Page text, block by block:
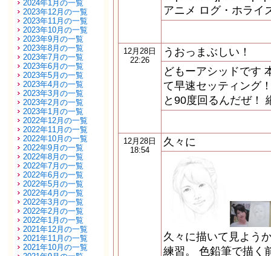
2024年1月の一覧
2023年12月の一覧
2023年11月の一覧
2023年10月の一覧
2023年9月の一覧
2023年8月の一覧
2023年7月の一覧
2023年6月の一覧
2023年5月の一覧
2023年4月の一覧
2023年3月の一覧
2023年2月の一覧
2023年1月の一覧
2022年12月の一覧
2022年11月の一覧
2022年10月の一覧
2022年9月の一覧
2022年8月の一覧
2022年7月の一覧
2022年6月の一覧
2022年5月の一覧
2022年4月の一覧
2022年3月の一覧
2022年2月の一覧
2022年1月の一覧
2021年12月の一覧
2021年11月の一覧
2021年10月の一覧
アニメ ログ・ホライ
12月28日
22:26
うおっまぶしい！
どもーアシッドです
て早速セッティング
と90度回るんだぜ！
12月28日
18:54
久々に
久々に描いて見よう
練習。 色鉛筆で描く